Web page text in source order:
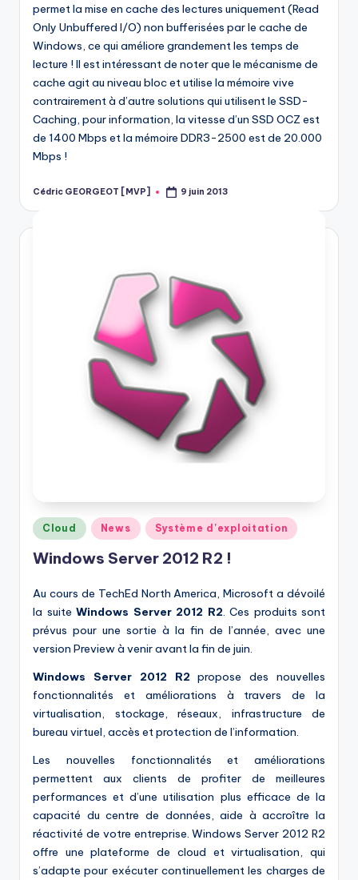
permet la mise en cache des lectures uniquement (Read
Only Unbuffered I/O) non bufferisées par le cache de
Windows, ce qui améliore grandement les temps de
lecture ! Il est intéressant de noter que le mécanisme de
cache agit au niveau bloc et utilise la mémoire vive
contrairement à d’autre solutions qui utilisent le SSD-
Caching, pour information, la vitesse d’un SSD OCZ est
de 1400 Mbps et la mémoire DDR3-2500 est de 20.000
Mbps !
Posted
Cédric GEORGEOT [MVP] 9 juin 2013
Posted
in
Cloud News Système d'exploitation
Windows Server 2012 R2 !
Au cours de TechEd North America, Microsoft a dévoilé
la suite Windows Server 2012 R2. Ces produits sont
prévus pour une sortie à la fin de l’année, avec une
version Preview à venir avant la fin de juin.
Windows
Server 2012 R2 propose des nouvelles
fonctionnalités et améliorations à travers de la
virtualisation, stockage, réseaux, infrastructure de
bureau virtuel, accès et protection de l’information.
Les nouvelles fonctionnalités et améliorations
permettent aux clients de profiter de meilleures
performances et d’une utilisation plus efficace de la
capacité du centre de données, aide à accroître la
réactivité de votre entreprise. Windows Server 2012 R2
offre une plateforme de cloud et virtualisation, qui
s’adapte pour exécuter continuellement les charges de